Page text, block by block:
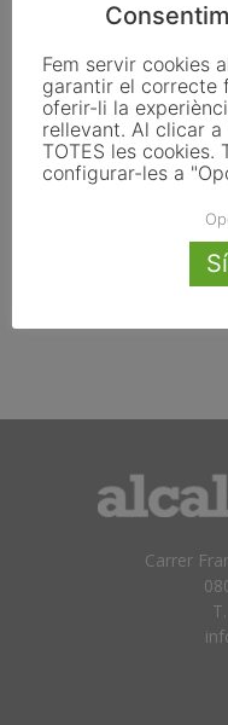
Deseu el meu nom,
Alcaldes.eu es reserva
Carrer
Fem servir cookies
garantir el correcte
oferir-li la
rellevant. Al clicar
TOTES les
configurar-les a